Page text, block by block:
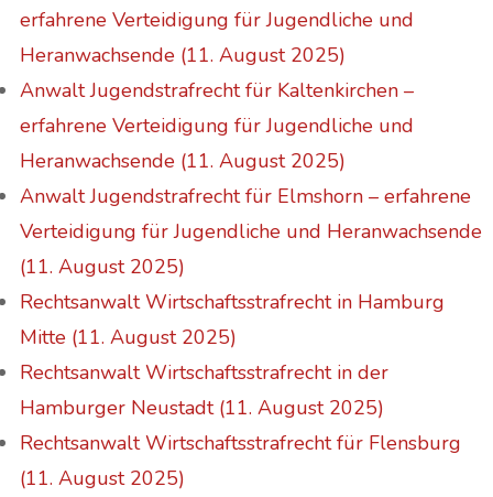
erfahrene Verteidigung für Jugendliche und
Heranwachsende (11. August 2025)
Anwalt Jugendstrafrecht für Kaltenkirchen –
erfahrene Verteidigung für Jugendliche und
Heranwachsende (11. August 2025)
Anwalt Jugendstrafrecht für Elmshorn – erfahrene
Verteidigung für Jugendliche und Heranwachsende
(11. August 2025)
Rechtsanwalt Wirtschaftsstrafrecht in Hamburg
Mitte (11. August 2025)
Rechtsanwalt Wirtschaftsstrafrecht in der
Hamburger Neustadt (11. August 2025)
Rechtsanwalt Wirtschaftsstrafrecht für Flensburg
(11. August 2025)